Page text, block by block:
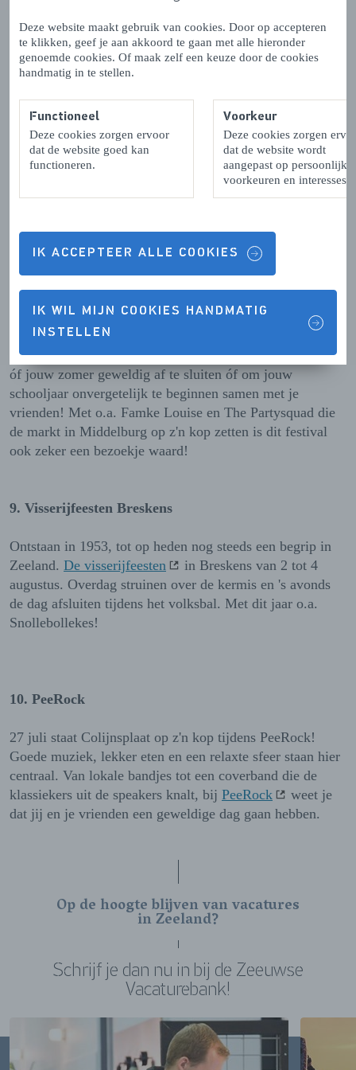
Deze website maakt gebruik van cookies. Door op accepteren
te klikken, geef je aan akkoord te gaan met alle hieronder
genoemde cookies. Of maak zelf een keuze door de cookies
handmatig in te stellen.
Functioneel
Deze cookies zorgen ervoor
dat de website goed kan
functioneren.
Voorkeur
Deze cookies zorgen
dat de website wordt
aangepast op persoonlijke
voorkeuren en interesses.
IK ACCEPTEER ALLE COOKIES
IK WIL MIJN COOKIES HANDMATIG
INSTELLEN
7. Word lid van de Zeeuwse Connectie
Waar je ook naartoe gaat na de zomervakantie, Zeeland
herinneringen op te halen met je vrienden, maar ook voor
de leukste en meest leerzame vacatures. Word lid van de
, het grootste netwerk van Zeeland
en blijf op de hoogte van alle ontwikkelingen binnen en
Aan het einde van de zomer, op 21 augustus, wordt het
Kickoff Festival Zeeland
georganiseerd. De manier om
óf jouw zomer geweldig af te sluiten óf om jouw
schooljaar onvergetelijk te beginnen samen met je
vrienden! Met o.a. Famke Louise en The Partysquad die
de markt in Middelburg op z'n kop zetten is dit festival
ook zeker een bezoekje waard!
9. Visserijfeesten Breskens
Ontstaan in 1953, tot op heden nog steeds een begrip in
Zeeland. De visserijfeesten
in Breskens van 2 tot 4
augustus. Overdag struinen over de kermis en 's avonds
de dag afsluiten tijdens het volksbal. Met dit jaar o.a.
Snollebollekes!
10. PeeRock
27 juli staat Colijnsplaat op z'n kop tijdens PeeRock!
Goede muziek, lekker eten en een relaxte sfeer staan hier
centraal. Van lokale bandjes tot een coverband die de
klassiekers uit de speakers knalt, bij PeeRock
weet je
dat jij en je vrienden een geweldige dag gaan hebben.
Op de hoogte blijven van vacatures
in Zeeland?
Schrijf je dan nu in bij de Zeeuwse
Vacaturebank!